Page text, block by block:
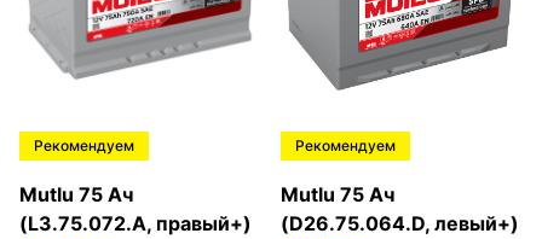
Рекомендуем
Mutlu 75 Ач
(L3.75.072.A, правый+)
Рекомендуем
Mutlu 75 Ач
(D26.75.064.D, левый+)